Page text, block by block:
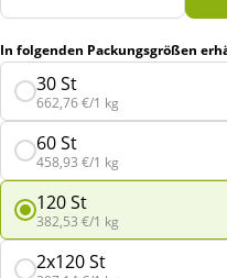
In folgenden Packungsgrößen
30 St
662,76 €/1 kg
60 St
458,93 €/1 kg
120 St
382,53 €/1 kg
2x120 St